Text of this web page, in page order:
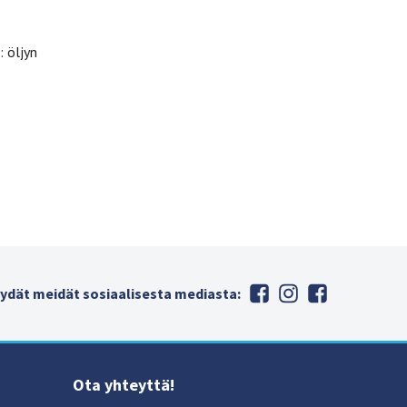
öljyn
meidät sosiaalisesta mediasta:
Ota yhteyttä!